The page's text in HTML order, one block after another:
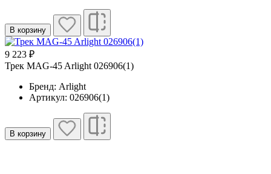
В корзину
9 223 ₽
Трек MAG-45 Arlight 026906(1)
Бренд: Arlight
Артикул: 026906(1)
В корзину